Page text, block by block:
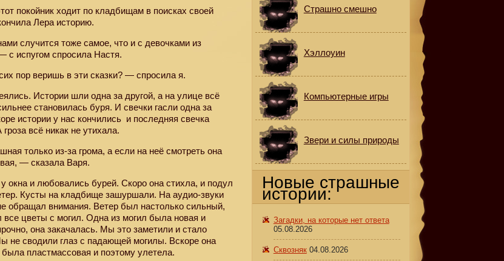
покойник ходит по кладбищам в поисках своей
Лера историю.
случится тоже самое, что и с девочками из
с испугом спросила Настя.
пор веришь в эти сказки? — спросила я.
Истории шли одна за другой, а на улице всё
становилась буря. И свечки гасли одна за
истории у нас кончились и последняя свечка
всё никак не утихала.
только из-за грома, а если на неё смотреть она
— сказала Варя.
окна и любовались бурей. Скоро она стихла, и подул
Кусты на кладбище зашуршали. На аудио-звуки
обращал внимания. Ветер был настолько сильный,
все цветы с могил. Одна из могил была новая и
она закачалась. Мы это заметили и стало
не сводили глаз с падающей могилы. Вскоре она
пластмассовая и поэтому улетела.
Страшно смешно
Хэллоуин
Компьютерные игры
Звери и силы природы
Новые страшные
истории:
Загадки, на которые нет ответа
05.08.2026
Сквозняк 04.08.2026